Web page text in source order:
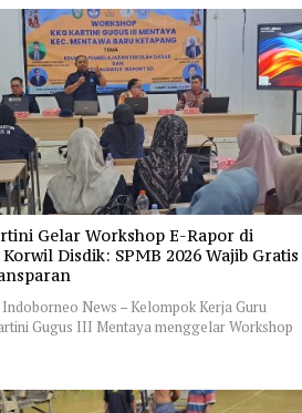
Gelar Workshop E-Rapor di
Korwil Disdik: SPMB 2026 Wajib Gratis
News – Kelompok Kerja Guru
Gugus III Mentaya menggelar Workshop